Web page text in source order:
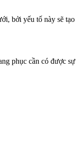
bởi yếu tố này sẽ tạo
phục cần có được sự